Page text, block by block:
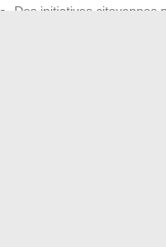
Des initiatives citoyennes